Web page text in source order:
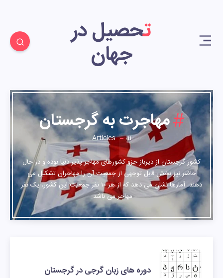
تحصیل در
جهان
مهاجرت به گرجستان
11
Articles
11
کشور گرجستان از دیرباز جزو کشورهای مهاجر پذیر دنیا بوده و در حال
حاضر نیز بخش قابل توجهی از جمعیت آن را مهاجران تشکیل می
دهند. آمارها نشان می دهد که از هر ۱۰ نفر جمعیت این کشور، یک نفر
مهاجر می باشد.
دوره های زبان گرجی در گرجستان